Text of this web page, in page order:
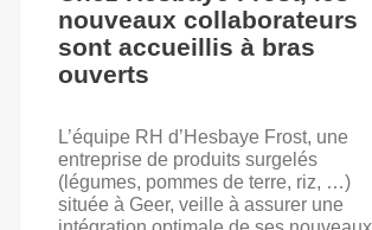
nouveaux collaborateurs
sont accueillis à bras
ouverts
L’équipe RH d’Hesbaye Frost, une
entreprise de produits surgelés
(légumes, pommes de terre, riz, …)
située à Geer, veille à assurer une